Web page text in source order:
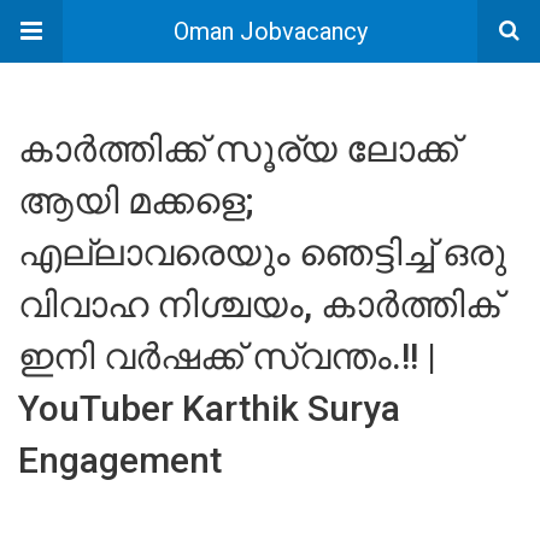
Oman Jobvacancy
കാർത്തിക്ക് സൂര്യ ലോക്ക്
ആയി മക്കളെ;
എല്ലാവരെയും ഞെട്ടിച്ച് ഒരു
വിവാഹ നിശ്ചയം, കാർത്തിക്
ഇനി വർഷക്ക് സ്വന്തം.!! |
YouTuber Karthik Surya
Engagement